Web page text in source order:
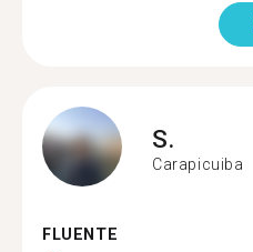
S.
Carapicuiba
FLUENTE